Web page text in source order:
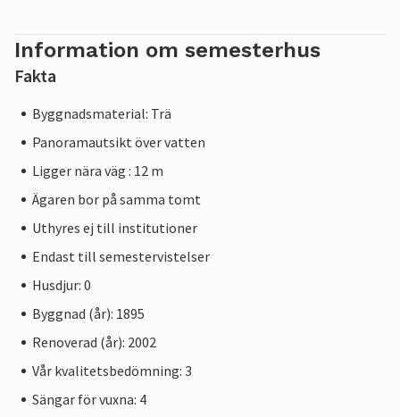
Information om semesterhus
Fakta
Byggnadsmaterial: Trä
Panoramautsikt över vatten
Ligger nära väg : 12 m
Ägaren bor på samma tomt
Uthyres ej till institutioner
Endast till semestervistelser
Husdjur: 0
Byggnad (år): 1895
Renoverad (år): 2002
Vår kvalitetsbedömning: 3
Sängar för vuxna: 4